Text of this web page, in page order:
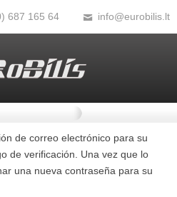
687 165 64 info@eurobilis.lt
de correo electrónico para su
de verificación. Una vez que lo
una nueva contraseña para su